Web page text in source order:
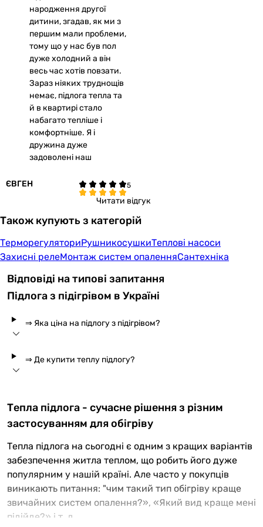
народження другої
дитини, згадав, як ми з
першим мали проблеми,
тому що у нас був пол
дуже холодний а він
весь час хотів повзати.
Зараз ніяких труднощів
немає, підлога тепла та
й в квартирі стало
набагато тепліше і
комфортніше. Я і
дружина дуже
задоволені наш
ЄВГЕН
Читати відгук
Також купують з категорій
ТерморегуляториРушникосушкиТеплові насоси
Захисні релеМонтаж систем опаленняСантехніка
Відповіді на типові запитання
Підлога з підігрівом в Україні
⇒ Яка ціна на підлогу з підігрівом?
⇒ Де купити теплу підлогу?
Тепла підлога - сучасне рішення з різним
застосуванням для обігріву
Тепла підлога на сьогодні є одним з кращих варіантів
забезпечення житла теплом, що робить його дуже
популярним у нашій країні. Але часто у покупців
виникають питання: "чим такий тип обігріву краще
звичайних систем опалення?», «Який вид краще мені
підійде?» і т. д.